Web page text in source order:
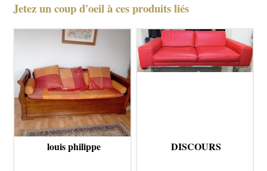
Jetez un coup d'oeil à ces produits liés
louis philippe DISCOURS